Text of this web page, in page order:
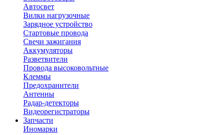
Автосвет
Вилки нагрузочные
Зарядное устройство
Стартовые провода
Свечи зажигания
Аккумуляторы
Разветвители
Провода высоковольтные
Клеммы
Предохранители
Антенны
Радар-детекторы
Видеорегистраторы
Запчасти
Иномарки